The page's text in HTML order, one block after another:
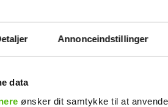
Annonceindstillinger
data
ønsker dit samtykke til at
Christian ses